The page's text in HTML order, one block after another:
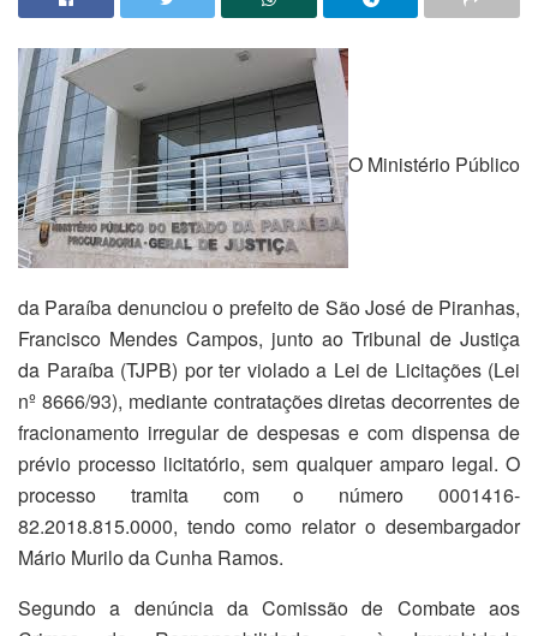
O Ministério Público
da Paraíba denunciou o prefeito de São José de Piranhas,
Francisco Mendes Campos, junto ao Tribunal de Justiça
da Paraíba (TJPB) por ter violado a Lei de Licitações (Lei
nº 8666/93), mediante contratações diretas decorrentes de
fracionamento irregular de despesas e com dispensa de
prévio processo licitatório, sem qualquer amparo legal. O
processo tramita com o número 0001416-
82.2018.815.0000, tendo como relator o desembargador
Mário Murilo da Cunha Ramos.
Segundo a denúncia da Comissão de Combate aos